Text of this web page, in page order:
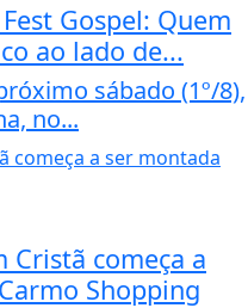
Gospel: Quem
ao lado de...
sábado (1º/8),
no...
Cristã começa a
Shopping